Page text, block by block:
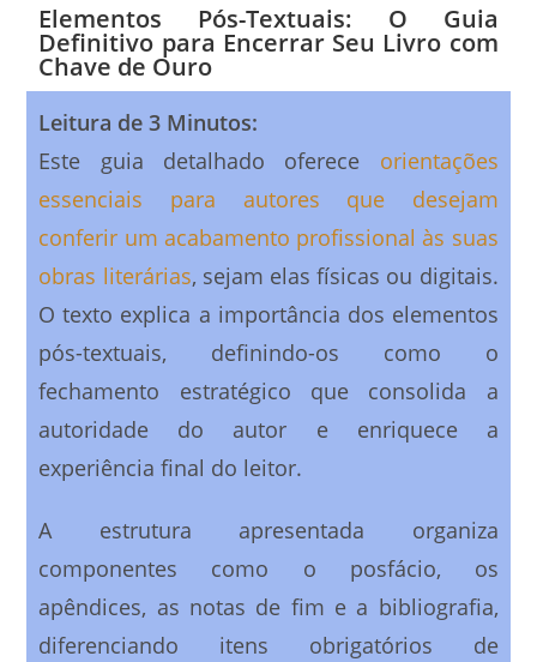
Elementos Pós-Textuais: O Guia
Definitivo para Encerrar Seu Livro com
Chave de Ouro
Leitura de 3 Minutos:
Este guia detalhado oferece orientações
essenciais para autores que desejam
conferir um acabamento profissional às suas
obras literárias, sejam elas físicas ou digitais.
O texto explica a importância dos elementos
pós-textuais, definindo-os como o
fechamento estratégico que consolida a
autoridade do autor e enriquece a
experiência final do leitor.
A estrutura apresentada organiza
componentes como o posfácio, os
apêndices, as notas de fim e a bibliografia,
diferenciando itens obrigatórios de